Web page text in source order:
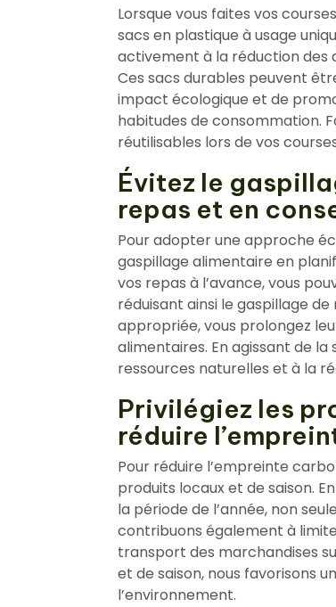
Lorsque vous faites vos
sacs en plastique à usage
activement à la réduction des
Ces sacs durables peuvent
impact écologique et de
habitudes de consommation.
réutilisables lors de vos
Évitez le
repas et en
Pour adopter une approche
gaspillage alimentaire en
vos repas à l’avance, vous
réduisant ainsi le gaspillage
appropriée, vous prolongez
alimentaires. En agissant de
ressources naturelles et à la
Privilégiez les
réduire
Pour réduire l’empreinte
produits locaux et de saison.
la période de l’année, non
contribuons également à
transport des marchandises
et de saison, nous favorisons
l’environnement.